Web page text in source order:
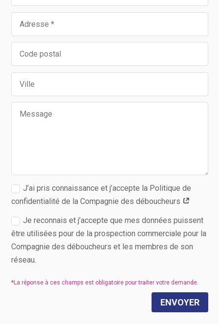
J’ai pris connaissance et j’accepte la Politique de
confidentialité de la Compagnie des déboucheurs
Je reconnais et j’accepte que mes données puissent
être utilisées pour de la prospection commerciale pour la
Compagnie des déboucheurs et les membres de son
réseau.
ENVOYER